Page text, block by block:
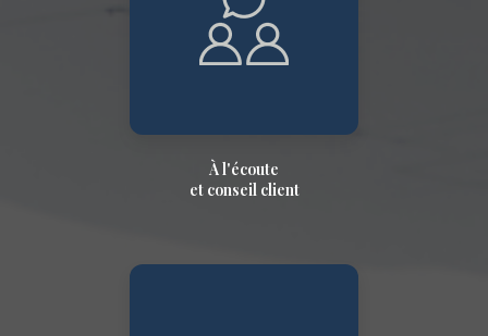
À l'écoute
et conseil client